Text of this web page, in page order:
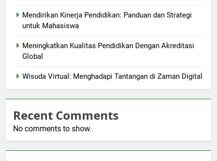
Mendirikan Kinerja Pendidikan: Panduan dan Strategi
untuk Mahasiswa
Meningkatkan Kualitas Pendidikan Dengan Akreditasi
Global
Wisuda Virtual: Menghadapi Tantangan di Zaman Digital
Recent Comments
No comments to show.